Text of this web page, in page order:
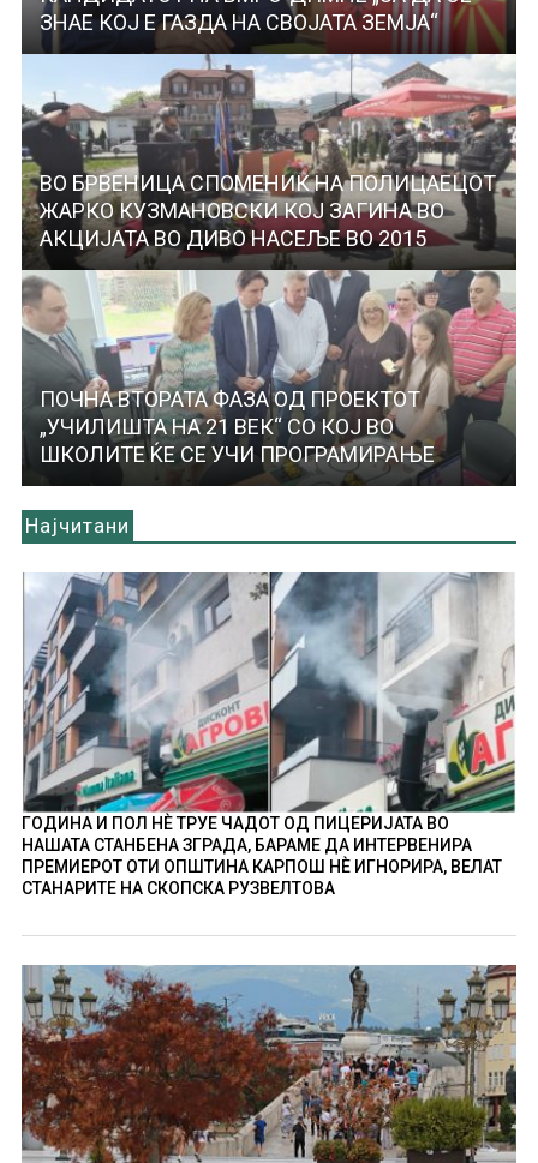
ЗНАЕ КОЈ Е ГАЗДА НА СВОЈАТА ЗЕМЈА“
ВО БРВЕНИЦА СПОМЕНИК НА ПОЛИЦАЕЦОТ
ЖАРКО КУЗМАНОВСКИ КОЈ ЗАГИНА ВО
АКЦИЈАТА ВО ДИВО НАСЕЉЕ ВО 2015
ПОЧНА ВТОРАТА ФАЗА ОД ПРОЕКТОТ
„УЧИЛИШТА НА 21 ВЕК“ СО КОЈ ВО
ШКОЛИТЕ ЌЕ СЕ УЧИ ПРОГРАМИРАЊЕ
Најчитани
ГОДИНА И ПОЛ НÈ ТРУЕ ЧАДОТ ОД ПИЦЕРИЈАТА ВО
НАШАТА СТАНБЕНА ЗГРАДА, БАРАМЕ ДА ИНТЕРВЕНИРА
ПРЕМИЕРОТ ОТИ ОПШТИНА КАРПОШ НÈ ИГНОРИРА, ВЕЛАТ
СТАНАРИТЕ НА СКОПСКА РУЗВЕЛТОВА